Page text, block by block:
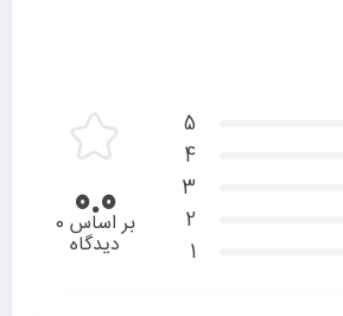
5
4
3
2
1
0.0 بر اساس 0
دیدگاه